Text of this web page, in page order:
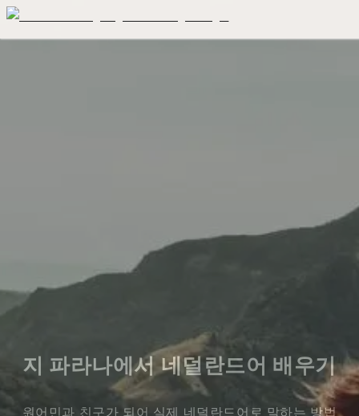
지 파라나에서 네덜란드어 배우기
원어민과 친구가 되어 실제 네덜란드어로 말하는 방법